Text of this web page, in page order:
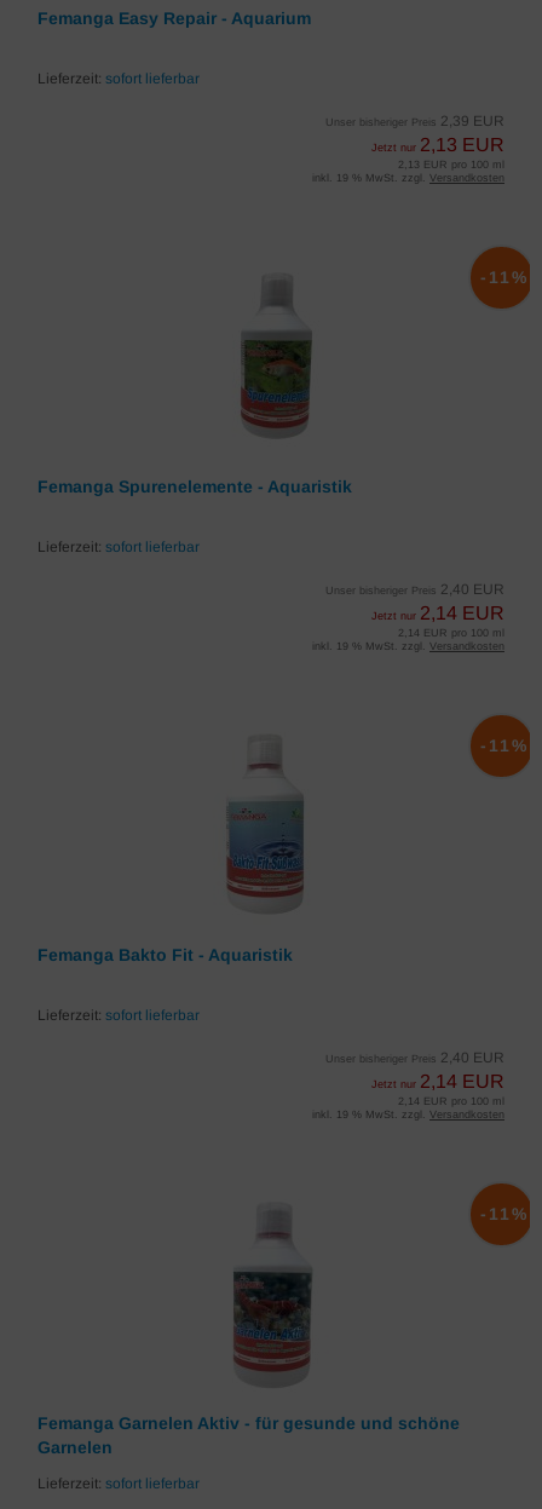
Femanga Easy Repair - Aquarium
Lieferzeit: sofort lieferbar
Unser bisheriger Preis 2,39 EUR
Jetzt nur 2,13 EUR
2,13 EUR pro 100 ml
inkl. 19 % MwSt. zzgl. Versandkosten
Femanga Spurenelemente - Aquaristik
Lieferzeit: sofort lieferbar
Unser bisheriger Preis 2,40 EUR
Jetzt nur 2,14 EUR
-11%
2,14 EUR pro 100 ml
inkl. 19 % MwSt. zzgl. Versandkosten
Femanga Bakto Fit - Aquaristik
Lieferzeit: sofort lieferbar
Unser bisheriger Preis 2,40 EUR
Jetzt nur 2,14 EUR
-11%
2,14 EUR pro 100 ml
inkl. 19 % MwSt. zzgl. Versandkosten
Femanga Garnelen Aktiv - für gesunde und schöne
Garnelen
Lieferzeit: sofort lieferbar
-11%